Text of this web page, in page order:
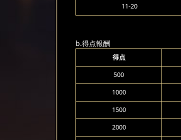
11-20
b.得点報酬
得点
500
1000
1500
2000